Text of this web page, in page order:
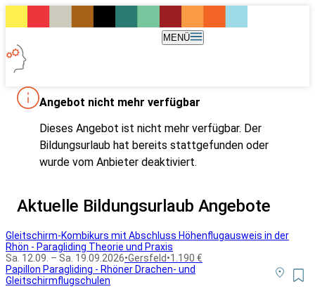
MENÜ
Angebot nicht mehr verfügbar
Dieses Angebot ist nicht mehr verfügbar. Der
Bildungsurlaub hat bereits stattgefunden oder
wurde vom Anbieter deaktiviert.
Aktuelle Bildungsurlaub Angebote
Gleitschirm-Kombikurs mit Abschluss Höhenflugausweis in der
Rhön - Paragliding Theorie und Praxis
Sa. 12.09. – Sa. 19.09.2026•Gersfeld•1.190 €
Papillon Paragliding - Rhöner Drachen- und
Gleitschirmflugschulen